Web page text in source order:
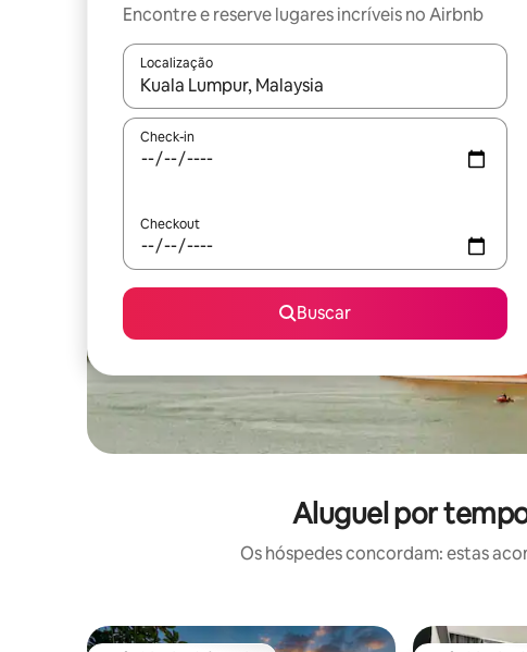
Encontre e reserve lugares incríveis no Airbnb
Localização
Quando os resultados estiverem disponíveis, explore-
Check-in
Checkout
Buscar
Aluguel por
Os hóspedes concordam: estas